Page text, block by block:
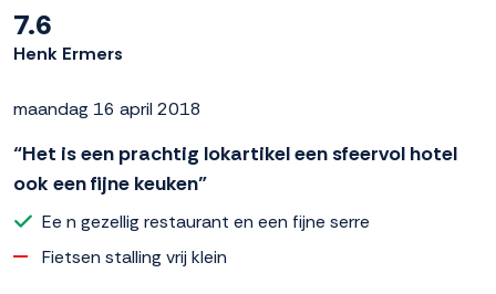
7.6
Henk Ermers
maandag 16 april 2018
“Het is een prachtig lokartikel een sfeervol hotel
ook een fijne keuken”
Ee n gezellig restaurant en een fijne serre
Fietsen stalling vrij klein